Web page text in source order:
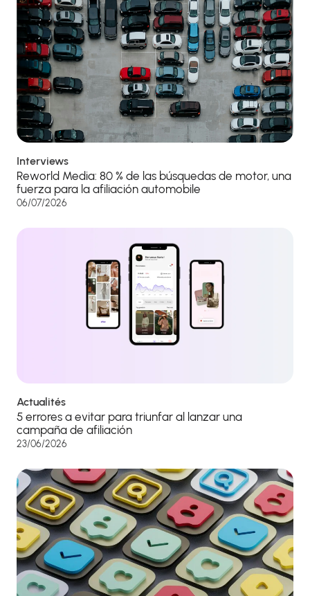
Interviews
Reworld Media: 80 % de las búsquedas de motor, una
fuerza para la afiliación automobile
06/07/2026
Actualités
5 errores a evitar para triunfar al lanzar una
campaña de afiliación
23/06/2026